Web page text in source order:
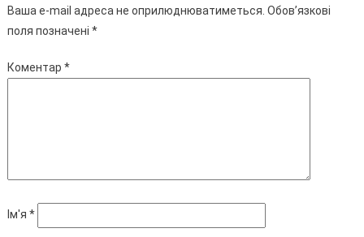
Ваша e-mail адреса не оприлюднюватиметься. Обов’язкові
поля позначені *
Коментар *
Ім'я *